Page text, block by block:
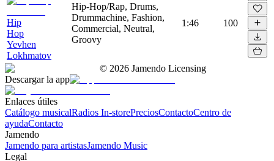
Hip
Hop
Yevhen
Lokhmatov
Hip-Hop/Rap, Drums,
Drummachine, Fashion,
Commercial, Neutral,
Groovy
1:46 100
© 2026 Jamendo Licensing
Descargar la app
Enlaces útiles
Catálogo musicalRadios In-storePreciosContactoCentro de
ayudaContacto
Jamendo
Jamendo para artistasJamendo Music
Legal